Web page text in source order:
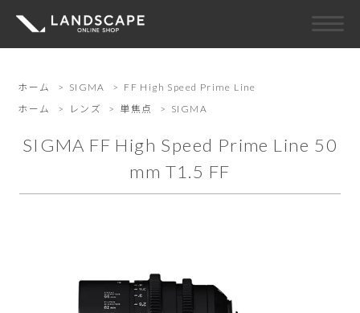
ホーム > SIGMA > FF High Speed Prime Line
ホーム
> レンズ > 単焦点 > SIGMA
SIGMA FF High Speed Prime Line 50
mm T1.5 FF